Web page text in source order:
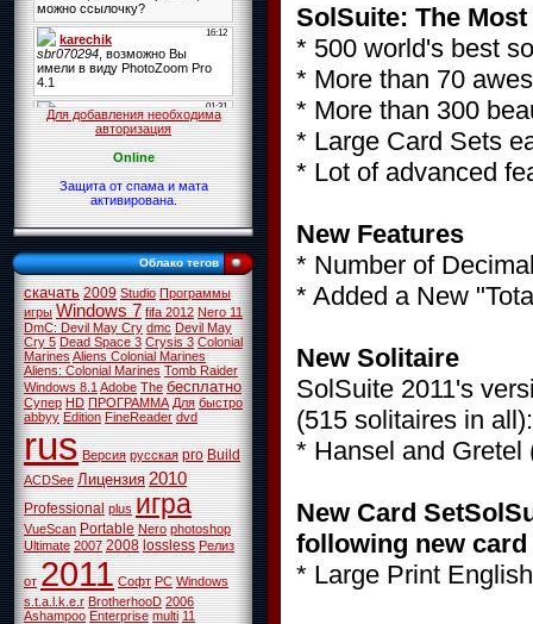
Для добавления необходима
авторизация
Online
Защита от спама и мата
активирована.
Облако тегов
скачать 2009 Studio Программы
игры Windows 7 fifa 2012 Nero 11
DmC: Devil May Cry dmc Devil May
Cry 5 Dead Space 3 Crysis 3 Colonial
MarinesAliens Colonial Marines
Aliens: Colonial Marines Tomb Raider
Windows 8.1Adobe The бесплатно
Супер HD ПРОГРАММА Для быстро
abbyy Edition FineReader dvd
rus Версия русская pro Build
ACDSee Лицензия 2010
Professional plus игра
VueScan Portable Nero photoshop
Ultimate 2007 2008 lossless Релиз
от 2011 Софт PC Windows
s.t.a.l.k.e.r BrotherhooD 2006
Ashampoo Enterprise multi 11
SolSuite: The
* 500 world's best
* More than 70
* More than 300
* Large Card Sets
* Lot of advanced
New Features
* Number of
* Added a New
New Solitaire
SolSuite 2011's
(515 solitaires in
* Hansel and Gretel
New Card
following new card
* Large Print